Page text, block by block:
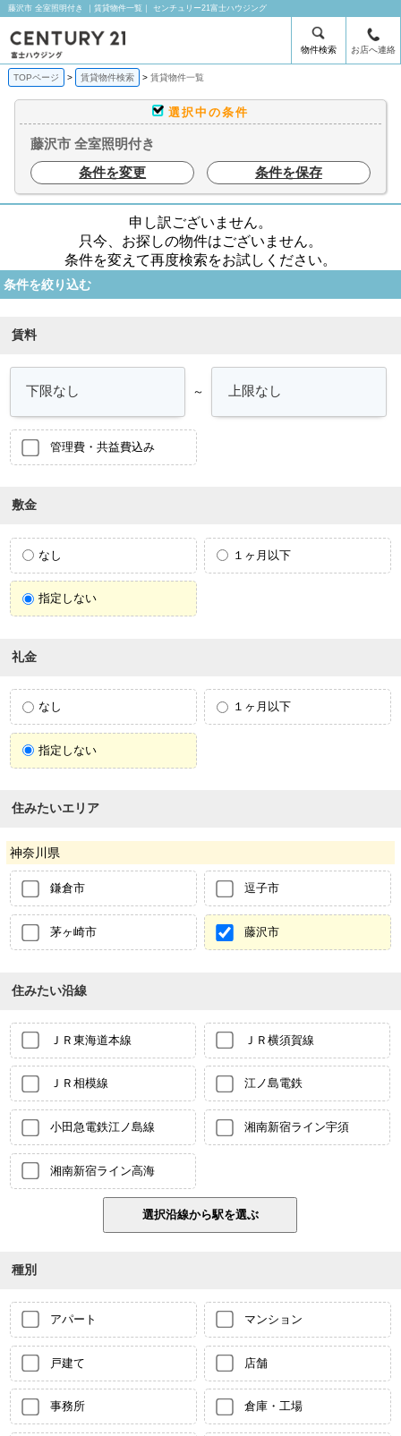
藤沢市 全室照明付き ｜賃貸物件一覧｜ センチュリー21富士ハウジング
物件検索 お店へ連絡
TOPページ 賃貸物件検索 賃貸物件一覧
選択中の条件
藤沢市 全室照明付き
条件を変更
条件を保存
申し訳ございません。
只今、お探しの物件はございません。
条件を変えて再度検索をお試しください。
条件を絞り込む
賃料
～
管理費・共益費込み
敷金
なし １ヶ月以下
指定しない
礼金
なし １ヶ月以下
指定しない
住みたいエリア
神奈川県
鎌倉市 逗子市
茅ヶ崎市 藤沢市
住みたい沿線
ＪＲ東海道本線 ＪＲ横須賀線
ＪＲ相模線 江ノ島電鉄
小田急電鉄江ノ島線 湘南新宿ライン宇須
湘南新宿ライン高海
種別
アパート マンション
戸建て 店舗
事務所 倉庫・工場